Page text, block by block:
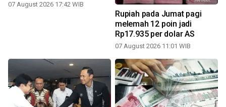
07 August 2026 17:42 WIB
Rupiah pada Jumat pagi
melemah 12 poin jadi
Rp17.935 per dolar AS
07 August 2026 11:01 WIB